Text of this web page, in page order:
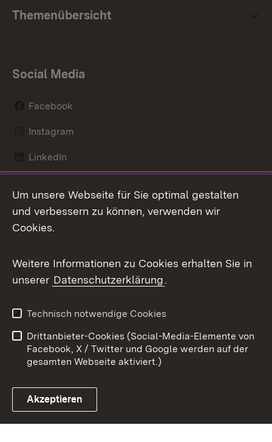
Themenübersicht
Social Media
Facebook
Instagram
LinkedIn
X / Twitter
Youtube
Link zum Landesportal
Kontakt
Datenschutz
Barrierefreiheit
Impressum
Cookies
Um unsere Webseite für Sie optimal gestalten
und verbessern zu können, verwenden wir
Cookies.
Weitere Informationen zu Cookies erhalten Sie in
unserer Datenschutzerklärung.
Technisch notwendige Cookies
Drittanbieter-Cookies (Social-Media-Elemente von
Facebook, X / Twitter und Google werden auf der
gesamten Webseite aktiviert.)
Akzeptieren